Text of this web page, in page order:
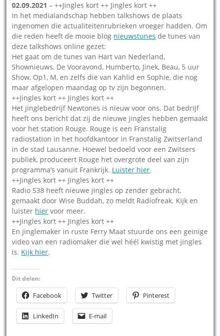
02.09.2021 – ++Jingles kort ++ Jingles kort ++
In het medialandschap hebben talkshows de plaats
ingenomen die actualiteitenrubrieken vroeger hadden. Om
die reden heeft de mooie blog nieuwstunes de tunes van
deze talkshows online gezet:
Het gaat om de tunes van Hart van Nederland,
Shownieuws, De Vooravond, Humberto, Jinek, Beau, 5 uur
Show, Op1, M, en zelfs die van Kahlid en Sophie, die nog
maar afgelopen maandag op tv zijn begonnen.
++Jingles kort ++ Jingles kort ++
Het jinglebedrijf Newtones is nieuw voor ons. Dat bedrijf
heeft ons bericht dat zij de nieuwe jingles hebben gemaakt
voor het station Rouge. Rouge is een Franstalig
radiostation in het hoofdkantoor in Franstalig Zwitserland
in de stad Lausanne. Hoewel bedoeld voor een Zwitsers
publiek, produceert Rouge het overgrote deel van zijn
programma’s vanuit Frankrijk. Luister hier.
++Jingles kort ++ Jingles kort ++
Radio 538 heeft nieuwe jingles op zender gebracht,
gemaakt door Wise Buddah, zo meldt Radiofreak. Kijk en
luister hier voor meer.
++Jingles kort ++ Jingles kort ++
En jinglemaker in ruste Ferry Maat stuurde ons een geinige
video van een radiomaker die wel héél kwistig met jingles
is. Kijk hier.
Dit delen:
Facebook Twitter Pinterest
LinkedIn E-mail